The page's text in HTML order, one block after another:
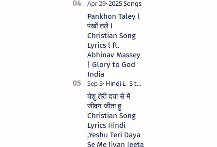
Pankhon Taley l
पंखों तले l
Christian Song
Lyrics l ft.
Abhinav Massey
| Glory to God
India
येशु तेरी दया से में
जीवन जीता हु
Christian Song
Lyrics Hindi
,Yeshu Teri Daya
Se Me Jivan Jeeta